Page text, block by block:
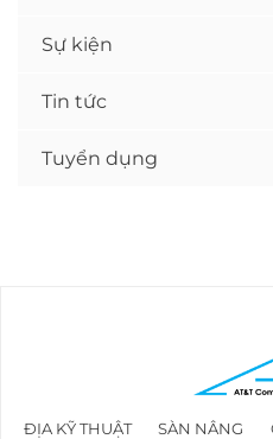
Sự kiện
Tin tức
Tuyển dụng
ĐỊA KỸ THUẬT SÀN NÂNG